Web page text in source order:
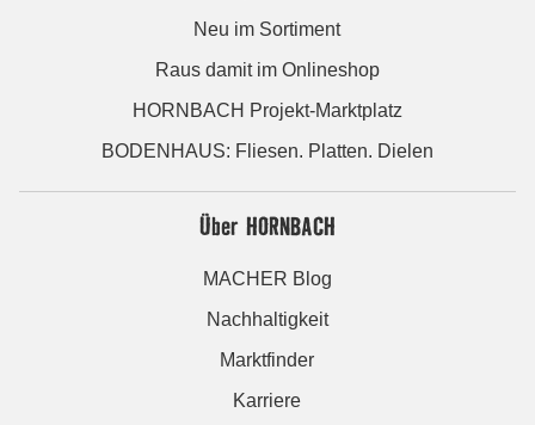
Neu im Sortiment
Raus damit im Onlineshop
HORNBACH Projekt-Marktplatz
BODENHAUS: Fliesen. Platten. Dielen
Über HORNBACH
MACHER Blog
Nachhaltigkeit
Marktfinder
Karriere